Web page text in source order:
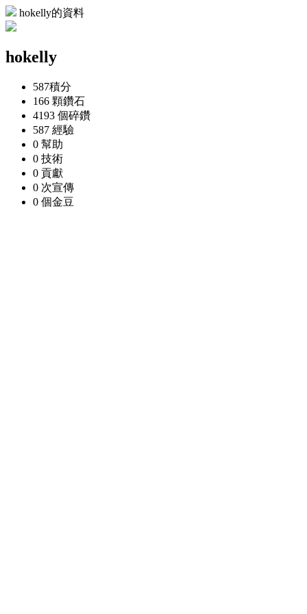
hokelly的資料
hokelly
587積分
166 顆鑽石
4193 個碎鑽
587 經驗
0 幫助
0 技術
0 貢獻
0 次宣傳
0 個金豆